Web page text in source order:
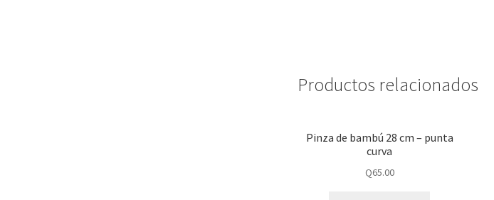
Productos relacionados
Pinza de bambú 28 cm – punta
curva
Q65.00